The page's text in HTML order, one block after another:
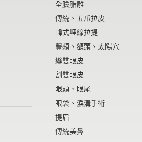
全臉脂雕
傳統、五爪拉皮
韓式埋線拉提
豐頰、額頭、太陽穴
縫雙眼皮
割雙眼皮
眼頭、眼尾
眼袋、淚溝手術
提眉
傳統美鼻